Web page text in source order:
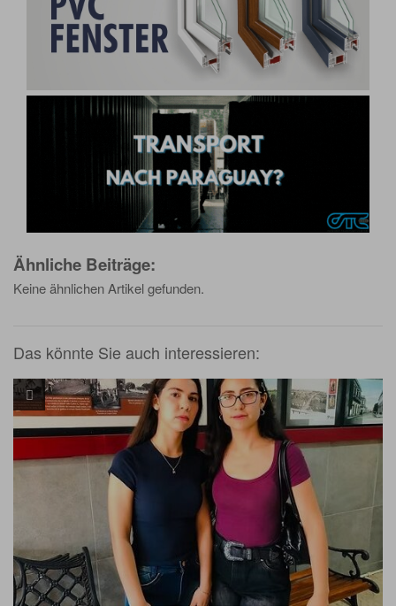
Ähnliche Beiträge:
Keine ähnlichen Artikel gefunden.
Das könnte Sie auch interessieren: